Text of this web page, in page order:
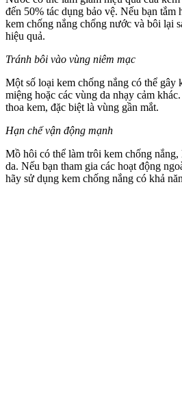
đến 50% tác dụng bảo vệ. Nếu bạn tắm
kem chống nắng chống nước và bôi lại
hiệu quả.
Tránh bôi vào vùng niêm mạc
Một số loại kem chống nắng có thể gây
miệng hoặc các vùng da nhạ‌y cả‌m
thoa kem, đặc biệt là vùng gần mắt.
Hạn chế vận động mạnh
Mồ hôi có thể làm trôi kem chống nắng,
da. Nếu bạn tham gia các hoạt động
hãy sử dụng kem chống nắng có khả